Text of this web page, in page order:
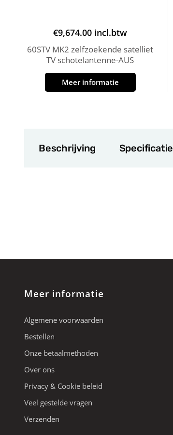
€9,674.00 incl.btw
60STV MK2 zelfzoekende satelliet
TV schotelantenne-AUS
Meer informatie
Beschrijving Specificatie
Meer informatie
Algemene voorwaarden
Bestellen
Onze betaalmethoden
Over ons
Privacy & Cookie beleid
Veel gestelde vragen
Verzenden